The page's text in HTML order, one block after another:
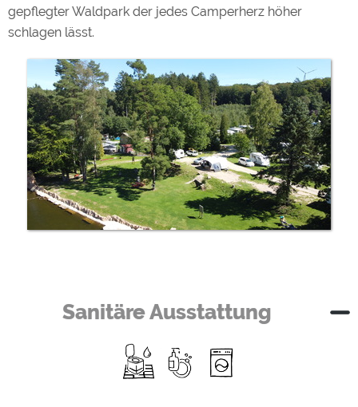
gepflegter Waldpark der jedes Camperherz höher
schlagen lässt.
Sanitäre Ausstattung